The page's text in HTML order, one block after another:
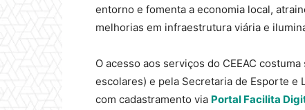
entorno e fomenta a economia local,
melhorias em infraestrutura viária e
O acesso aos serviços do CEEAC
escolares) e pela Secretaria de Esporte e
com cadastramento via Portal Facilita